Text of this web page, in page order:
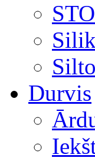
Durvis